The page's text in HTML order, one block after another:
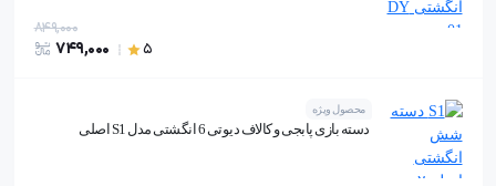
5
849,000
749,000
محصول ویژه
دسته بازی پابجی و کالاف دیوتی 6 انگشتی مدل S1 اصلی